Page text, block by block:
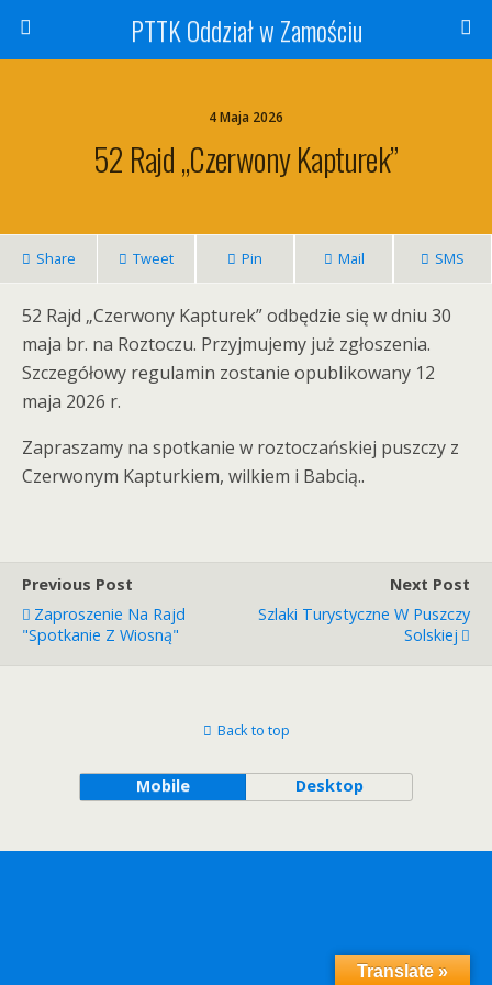
PTTK Oddział w Zamościu
4 Maja 2026
52 Rajd „Czerwony Kapturek”
Share Tweet Pin Mail SMS
52 Rajd „Czerwony Kapturek” odbędzie się w dniu 30
maja br. na Roztoczu. Przyjmujemy już zgłoszenia.
Szczegółowy regulamin zostanie opublikowany 12
maja 2026 r.
Zapraszamy na spotkanie w roztoczańskiej puszczy z
Czerwonym Kapturkiem, wilkiem i Babcią..
Previous Post
Zaproszenie Na Rajd
"Spotkanie Z Wiosną"
Next Post
Szlaki Turystyczne W Puszczy
Solskiej
Back to top
Mobile Desktop
Translate »